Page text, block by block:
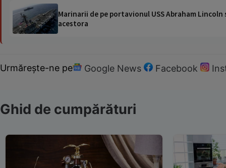
Marinarii de pe portavionul USS Abraham
acestora
Urmărește-ne pe Google News Facebook
Ghid de cumpărături